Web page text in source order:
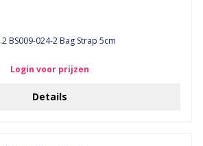
BS009-024-2 Bag Strap 5cm
Login voor prijzen
Details